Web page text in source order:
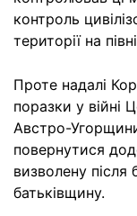
контроль
території на
Проте надалі
поразки у війні
Австро-
повернутися
визволену після
батьківщину.